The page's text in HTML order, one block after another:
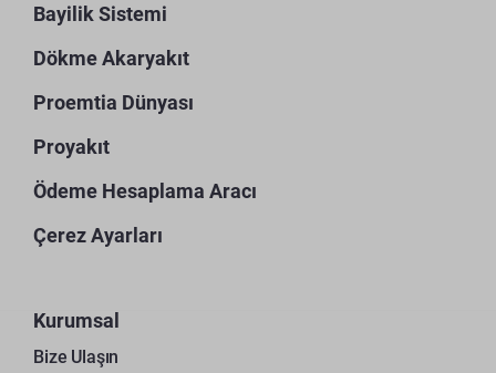
Bayilik Sistemi
Dökme Akaryakıt
Proemtia Dünyası
Proyakıt
Ödeme Hesaplama Aracı
Çerez Ayarları
Kurumsal
Bize Ulaşın